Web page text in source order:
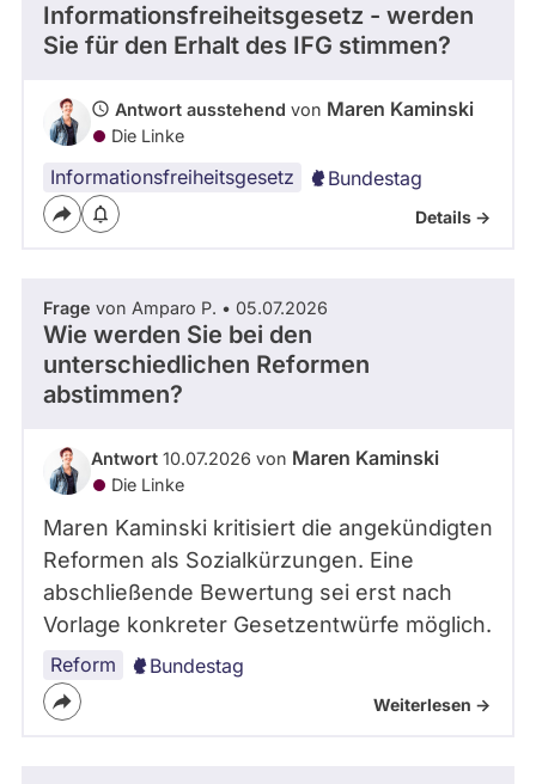
Informationsfreiheitsgesetz - werden
Sie für den Erhalt des IFG stimmen?
Antwort ausstehend von Maren Kaminski
Die Linke
Informationsfreiheitsgesetz Bundestag
Details ->
Frage von Amparo P. • 05.07.2026
Wie werden Sie bei den
unterschiedlichen Reformen
abstimmen?
Antwort 10.07.2026 von Maren Kaminski
Die Linke
Maren Kaminski kritisiert die angekündigten
Reformen als Sozialkürzungen. Eine
abschließende Bewertung sei erst nach
Vorlage konkreter Gesetzentwürfe möglich.
Reform Bundestag
Weiterlesen ->